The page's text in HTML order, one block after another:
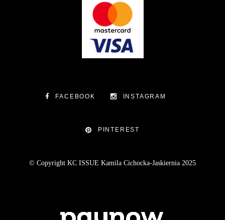
FACEBOOK INSTAGRAM
PINTEREST
© Copyright KC ISSUE Kamila Cichocka-Jaskiernia 2025